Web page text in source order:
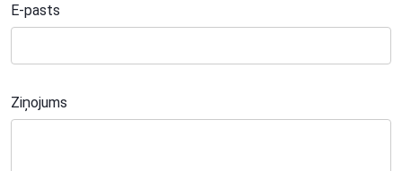
E-pasts
Ziņojums